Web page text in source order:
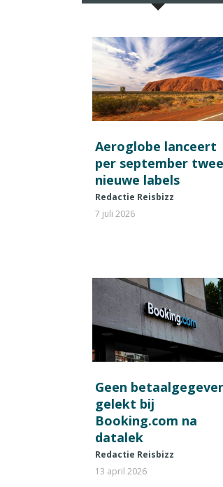
Aeroglobe lanceert
per september twee
nieuwe labels
Redactie Reisbizz
7 juli 2026
Geen
gelekt bij
Booking.com na
datalek
Redactie Reisbizz
13 april 2026